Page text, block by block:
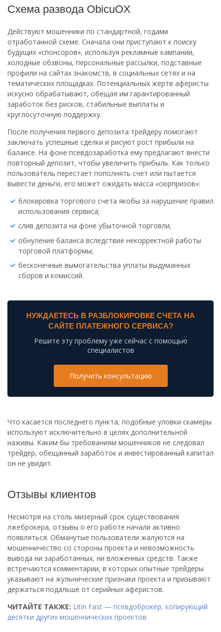
Схема развода ObicuOX
Действуют мошенники по стандартной, годами
отработанной схеме. Сначала они приступают к поиску
будущих «спонсоров», используя рекламные кампании,
холодные обзвоны, персональные рассылки, подставные
профили на сайтах знакомств, в социальных сетях и на
тематических площадках. Потенциальных жертв аферисты
искусно обрабатывают, обещая им гарантированный
заработок без рисков, стабильные выплаты и
круглосуточную поддержку.
После получения первого депозита трейдеру помогают
заключать успешные сделки и рисуют рост прибыли на
балансе. На фоне псевдозаработка ему предлагают внести
повторный депозит, чтобы увеличить прибыль. Как только
пользователь перестает пополнять счет или пытается
вывести деньги, его может ожидать масса «сюрпризов»:
блокировка торгового счета якобы за нарушение правил
использования сервиса;
слив депозита на фоне убыточной торговли;
обнуление баланса вследствие некорректной работы
торговой платформы;
бесконечные вымогательства уплаты выдуманных
сборов и комиссий.
НУЖДАЕТЕСЬ В РАЗБЛОКИРОВКЕ СЧЕТА НА
САЙТЕ ПЛАТЕЖНОГО СЕРВИСА?
Решите эту проблему уже сейчас с помощью
специалистов
Получить консультацию
Что касается последнего пункта, подобные уловки скамеры
используют исключительно в целях дополнительной
наживы. Каким бы требованиям мошенников не следовал
трейдер, обещанный заработок и инвестированный капитал
он не увидит.
Отзывы клиентов
Несмотря на столь мизерный срок существования
лжеброкера, отзывы о его работе начали активно
появляться. Обманутые пользователи жалуются на
мошенничество со стороны проекта и невозможность
вывода ни заработанных, ни вложенных средств. Также
встречаются комментарии, в которых опытные трейдеры
указывают на жульнические признаки проекта и призывают
держаться подальше от серийных аферистов.
ЧИТАЙТЕ ТАКЖЕ: Litin Fast — псевдоброкер, копирующий
десятки других мошеннических проектов